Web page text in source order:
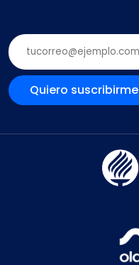
Quiero suscribirme